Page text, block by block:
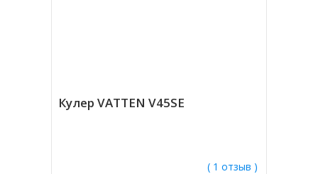
Кулер VATTEN V45SE
( 1 отзыв )